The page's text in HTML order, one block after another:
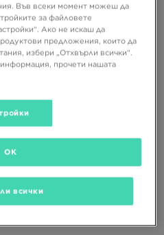
Във всеки момент можеш да
за файловете
Ако не искаш да
предложения, които да
избери „Отхвърли всички“.
прочети нашата
всички
OK